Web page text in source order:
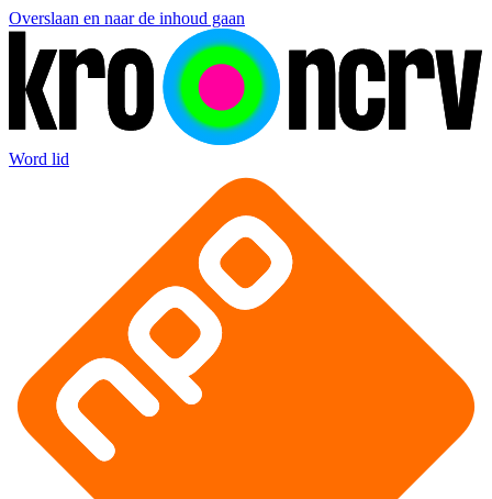
Overslaan en naar de inhoud gaan
Word lid